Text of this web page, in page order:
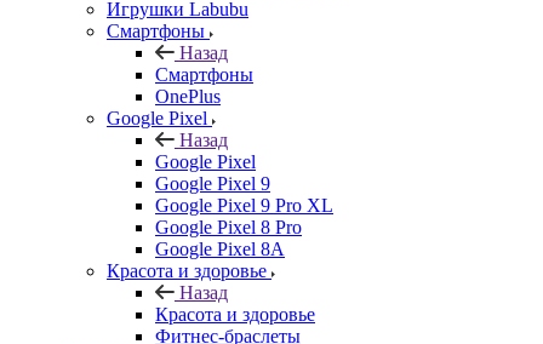
Игрушки Labubu
Смартфоны
Назад
Смартфоны
OnePlus
Google Pixel
Назад
Google Pixel
Google Pixel 9
Google Pixel 9 Pro XL
Google Pixel 8 Pro
Google Pixel 8A
Красота и здоровье
Назад
Красота и здоровье
Фитнес-браслеты